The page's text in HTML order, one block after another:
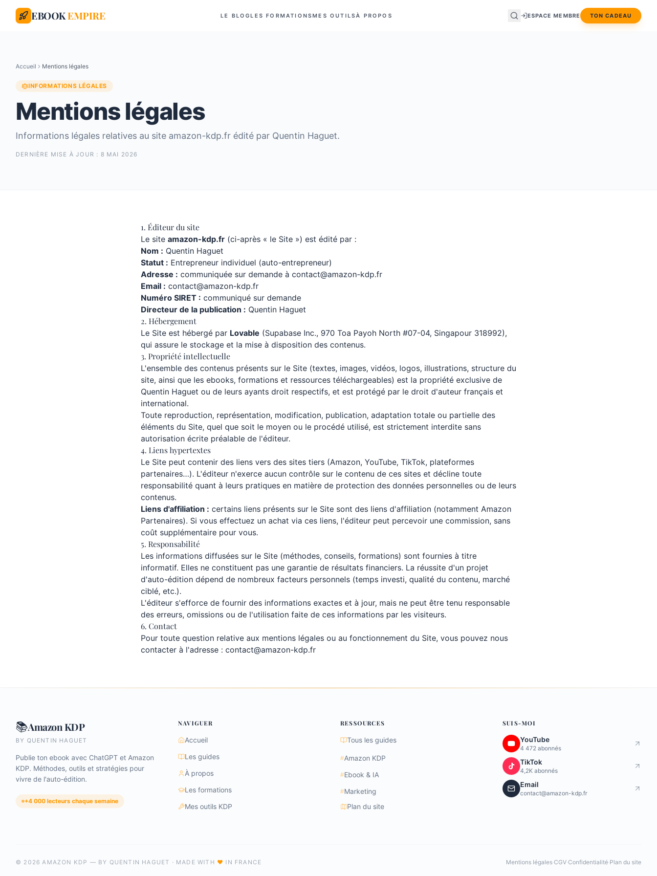
EBOOKEMPIRE LE BLOGLES FORMATIONSMES OUTILSÀ PROPOS ESPACE MEMBRE TON CADEAU
Accueil Mentions légales
INFORMATIONS LÉGALES
Mentions légales
Informations légales relatives au site amazon-kdp.fr édité par Quentin Haguet.
DERNIÈRE MISE À JOUR : 8 MAI 2026
1. Éditeur du site
Le site amazon-kdp.fr (ci-après « le Site ») est édité par :
Nom : Quentin Haguet
Statut : Entrepreneur individuel (auto-entrepreneur)
Adresse : communiquée sur demande à contact@amazon-kdp.fr
Email : contact@amazon-kdp.fr
Numéro SIRET : communiqué sur demande
Directeur de la publication : Quentin Haguet
2. Hébergement
Le Site est hébergé par Lovable (Supabase Inc., 970 Toa Payoh North #07-04, Singapour 318992),
qui assure le stockage et la mise à disposition des contenus.
3. Propriété intellectuelle
L'ensemble des contenus présents sur le Site (textes, images, vidéos, logos, illustrations, structure du
site, ainsi que les ebooks, formations et ressources téléchargeables) est la propriété exclusive de
Quentin Haguet ou de leurs ayants droit respectifs, et est protégé par le droit d'auteur français et
international.
Toute reproduction, représentation, modification, publication, adaptation totale ou partielle des
éléments du Site, quel que soit le moyen ou le procédé utilisé, est strictement interdite sans
autorisation écrite préalable de l'éditeur.
4. Liens hypertextes
Le Site peut contenir des liens vers des sites tiers (Amazon, YouTube, TikTok, plateformes
partenaires…). L'éditeur n'exerce aucun contrôle sur le contenu de ces sites et décline toute
responsabilité quant à leurs pratiques en matière de protection des données personnelles ou de leurs
contenus.
Liens d'affiliation : certains liens présents sur le Site sont des liens d'affiliation (notamment Amazon
Partenaires). Si vous effectuez un achat via ces liens, l'éditeur peut percevoir une commission, sans
coût supplémentaire pour vous.
5. Responsabilité
Les informations diffusées sur le Site (méthodes, conseils, formations) sont fournies à titre
informatif. Elles ne constituent pas une garantie de résultats financiers. La réussite d'un projet
d'auto-édition dépend de nombreux facteurs personnels (temps investi, qualité du contenu, marché
ciblé, etc.).
L'éditeur s'efforce de fournir des informations exactes et à jour, mais ne peut être tenu responsable
des erreurs, omissions ou de l'utilisation faite de ces informations par les visiteurs.
6. Contact
Pour toute question relative aux mentions légales ou au fonctionnement du Site, vous pouvez nous
contacter à l'adresse : contact@amazon-kdp.fr
📚Amazon KDP
BY QUENTIN HAGUET
Publie ton ebook avec ChatGPT et Amazon
KDP. Méthodes, outils et stratégies pour
vivre de l'auto-édition.
+4 000 lecteurs chaque semaine
NAVIGUER
Accueil
Les guides
À propos
Les formations
Mes outils KDP
RESSOURCES
Tous les guides
#Amazon KDP
#Ebook & IA
#Marketing
Plan du site
SUIS-MOI
YouTube
4 472 abonnés
TikTok
4,2K abonnés
Email
contact@amazon-kdp.fr
© 2026 AMAZON KDP — BY QUENTIN HAGUET · MADE WITH ♥ IN FRANCE Mentions légales·CGV·Confidentialité·Plan du site